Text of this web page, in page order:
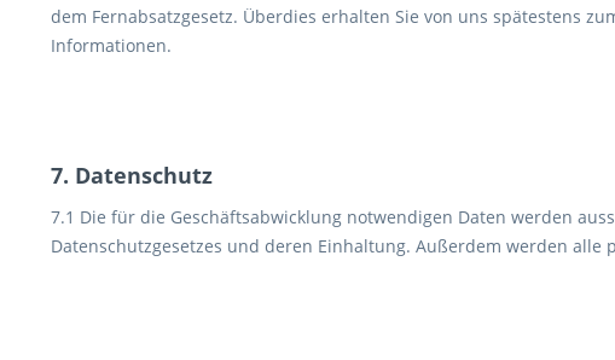
dem Fernabsatzgesetz. Überdies erhalten Sie von uns spätestens
Informationen.
7. Datenschutz
7.1 Die für die Geschäftsabwicklung notwendigen Daten werden
Datenschutzgesetzes und deren Einhaltung. Außerdem werden